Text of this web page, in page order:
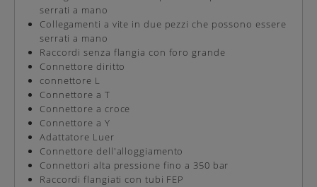
serrati a mano
Collegamenti a vite in due pezzi che possono essere
serrati a mano
Raccordi senza flangia con foro grande
Connettore diritto
connettore L
Connettore a T
Connettore a croce
Connettore a Y
Adattatore Luer
Connettore dell'alloggiamento
Connettori alta pressione fino a 350 bar
Raccordi flangiati con tubi FEP